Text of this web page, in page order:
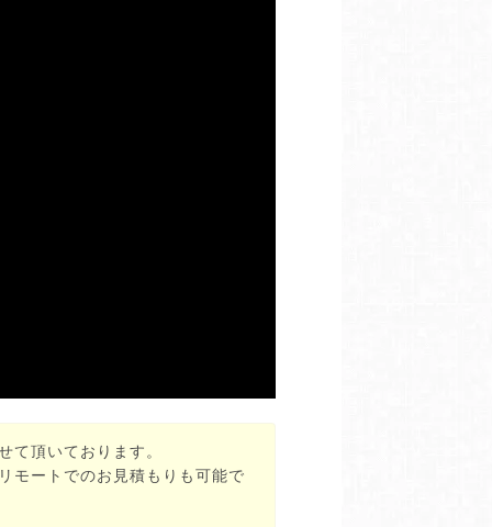
て頂いております。
モートでのお見積もりも可能で